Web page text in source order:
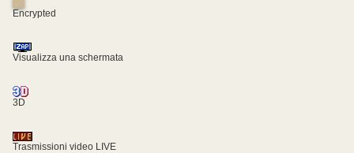
Encrypted
Visualizza una schermata
3D
Trasmissioni video LIVE